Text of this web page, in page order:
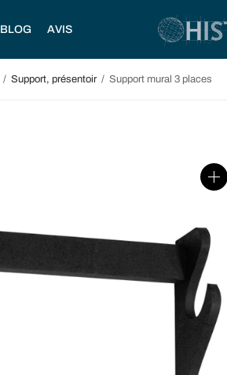
BLOG AVIS
/ Support, présentoir / Support mural 3 places